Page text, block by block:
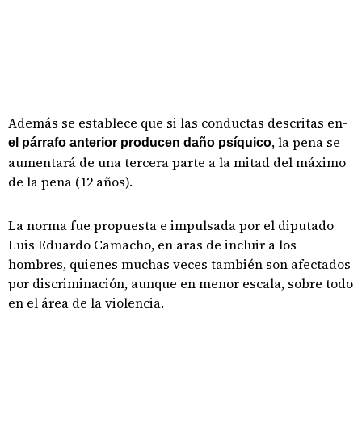
Además se establece que si las conductas descritas en-
el párrafo anterior producen daño psíquico, la pena se
aumentará de una tercera parte a la mitad del máximo
de la pena (12 años).
La norma fue propuesta e impulsada por el diputado
Luis Eduardo Camacho, en aras de incluir a los
hombres, quienes muchas veces también son afectados
por discriminación, aunque en menor escala, sobre todo
en el área de la violencia.